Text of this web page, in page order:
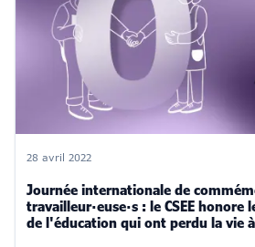
28 avril 2022
Journée internationale de
travailleur·euse·s : le CSEE honore
de l'éducation qui ont perdu la vie